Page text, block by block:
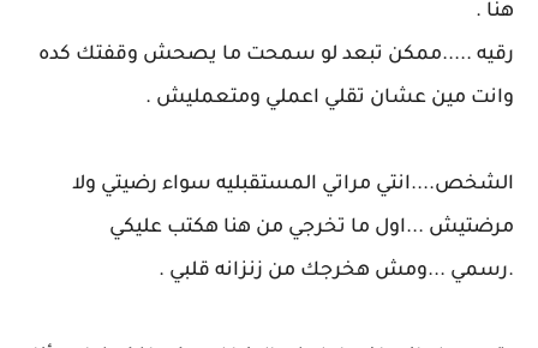
هنا .
رقيه .....ممكن تبعد لو سمحت ما يصحش وقفتك كده
وانت مين عشان تقلي اعملي ومتعمليش .
الشخص....انتي مراتي المستقبليه سواء رضيتي ولا
مرضتيش ...اول ما تخرجي من هنا هكتب عليكي
.رسمي ...ومش هخرجك من زنزانه قلبي .